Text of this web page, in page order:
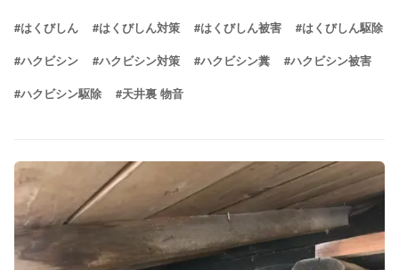
#はくびしん #はくびしん対策 #はくびしん被害 #はくびしん駆除
#ハクビシン #ハクビシン対策 #ハクビシン糞 #ハクビシン被害
#ハクビシン駆除 #天井裏 物音